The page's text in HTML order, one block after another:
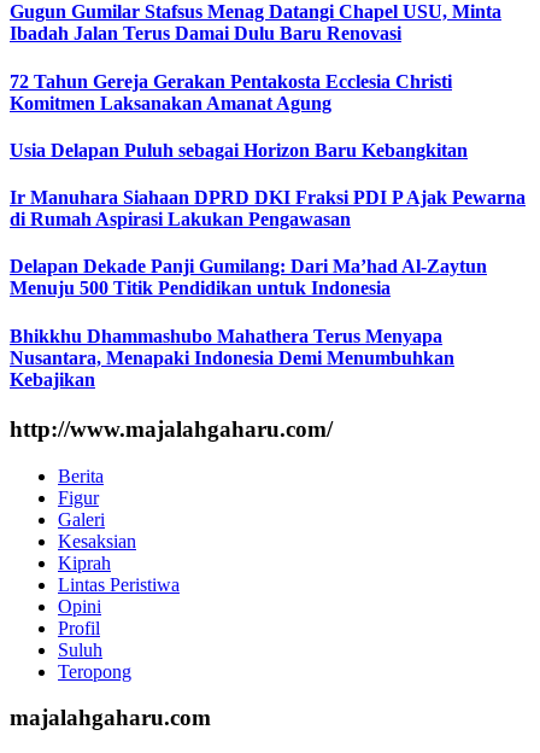
Gugun Gumilar Stafsus Menag Datangi Chapel USU, Minta
Ibadah Jalan Terus Damai Dulu Baru Renovasi
72 Tahun Gereja Gerakan Pentakosta Ecclesia Christi
Komitmen Laksanakan Amanat Agung
Usia Delapan Puluh sebagai Horizon Baru Kebangkitan
Ir Manuhara Siahaan DPRD DKI Fraksi PDI P Ajak Pewarna
di Rumah Aspirasi Lakukan Pengawasan
Delapan Dekade Panji Gumilang: Dari Ma’had Al-Zaytun
Menuju 500 Titik Pendidikan untuk Indonesia
Bhikkhu Dhammashubo Mahathera Terus Menyapa
Nusantara, Menapaki Indonesia Demi Menumbuhkan
Kebajikan
http://www.majalahgaharu.com/
Berita
Figur
Galeri
Kesaksian
Kiprah
Lintas Peristiwa
Opini
Profil
Suluh
Teropong
majalahgaharu.com